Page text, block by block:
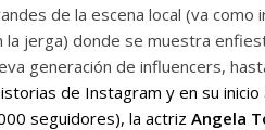
de la escena local (va como
la jerga) donde se muestra
generación de influencers,
de Instagram y en su
seguidores), la actrizAngela